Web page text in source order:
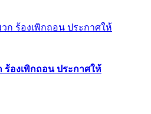
ร้องเพิกถอน ประกาศให้